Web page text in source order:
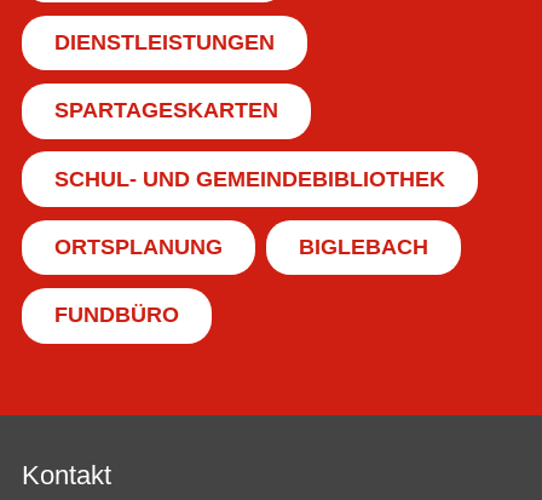
DIENSTLEISTUNGEN
SPARTAGESKARTEN
SCHUL- UND GEMEINDEBIBLIOTHEK
ORTSPLANUNG BIGLEBACH
FUNDBÜRO
Kontakt